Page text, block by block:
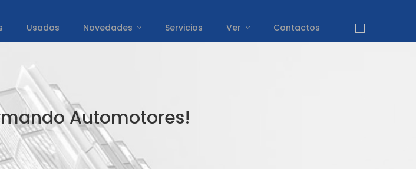
Usados Novedades Servicios Ver Contactos
Automotores!